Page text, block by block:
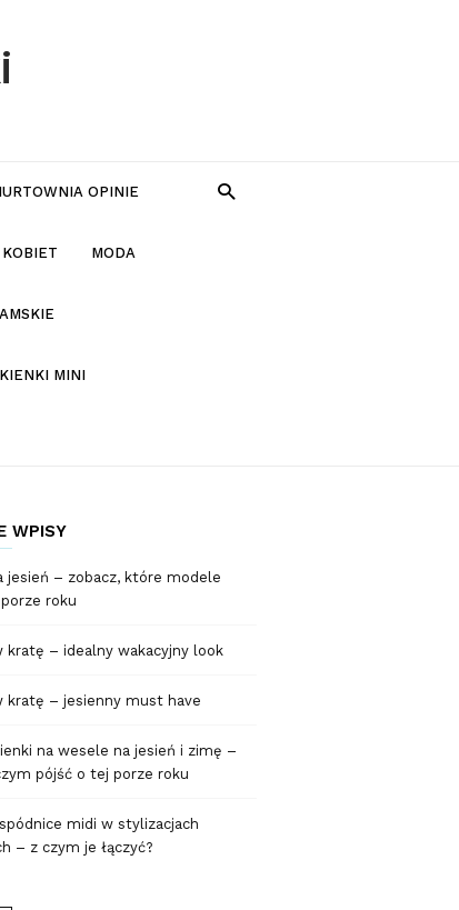
OPINIE
MODA
MINI
WPISY
jesień – zobacz, które modele
roku
kratę – idealny wakacyjny look
kratę – jesienny must have
na wesele na jesień i zimę –
pójść o tej porze roku
midi w stylizacjach
– z czym je łączyć?